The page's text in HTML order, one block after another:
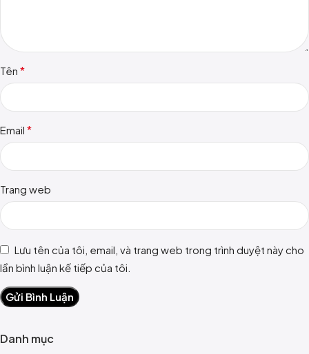
Tên *
Email *
Trang web
Lưu tên của tôi, email, và trang web trong trình duyệt này cho
lần bình luận kế tiếp của tôi.
Danh mục